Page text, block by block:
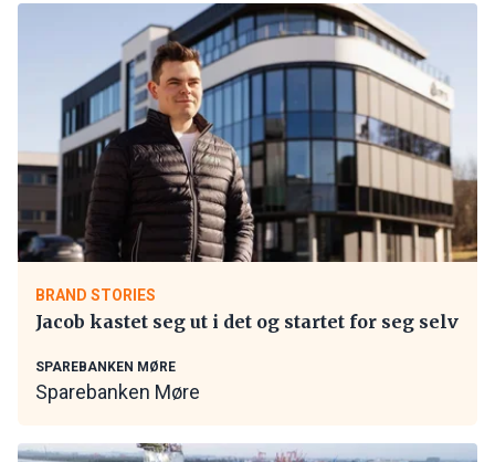
BRAND STORIES
Jacob kastet seg ut i det og startet for seg selv
SPAREBANKEN MØRE
Sparebanken Møre